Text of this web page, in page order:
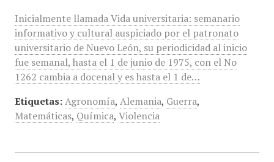
Inicialmente llamada Vida universitaria: semanario
informativo y cultural auspiciado por el patronato
universitario de Nuevo León, su periodicidad al inicio
fue semanal, hasta el 1 de junio de 1975, con el No
1262 cambia a docenal y es hasta el 1 de…
Etiquetas: Agronomía, Alemania, Guerra,
Matemáticas, Química, Violencia